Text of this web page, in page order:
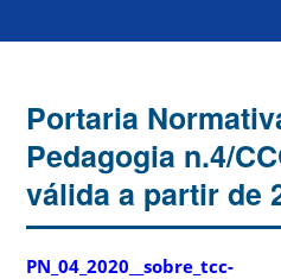
Portaria
Pedagogia n.4/
válida a partir de
PN_04_2020__sobre_tcc-